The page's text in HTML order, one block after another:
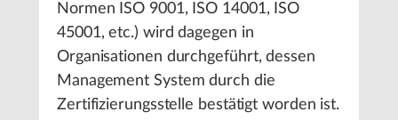
Normen ISO 9001, ISO 14001, ISO
45001, etc.) wird dagegen in
Organisationen durchgeführt, dessen
Management System durch die
Zertifizierungsstelle bestätigt worden ist.